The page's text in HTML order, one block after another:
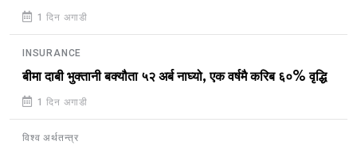
1 दिन अगाडी
INSURANCE
बीमा दाबी भुक्तानी बक्यौता ५२ अर्ब नाघ्यो, एक वर्षमै करिब ६०% वृद्धि
1 दिन अगाडी
विश्व अर्थतन्त्र